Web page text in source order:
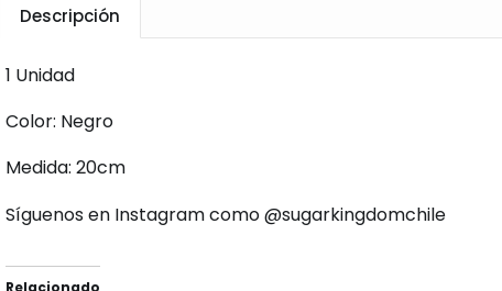
Descripción
1 Unidad
Color: Negro
Medida: 20cm
Síguenos en Instagram como @sugarkingdomchile
Relacionado